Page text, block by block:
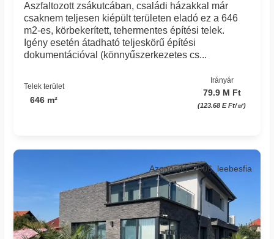
Aszfaltozott zsákutcában, családi házakkal már
csaknem teljesen kiépült területen eladó ez a 646
m2-es, körbekerített, tehermentes építési telek.
Igény esetén átadható teljeskörű építési
dokumentációval (könnyűszerkezetes cs...
Telek terület
646 m²
Irányár
79.9 M Ft
(123.68 E Ft/㎡)
Azonosító: 7906_leebesfia